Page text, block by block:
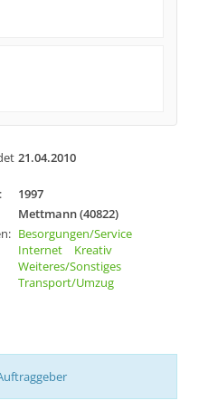
21.04.2010
1997
Mettmann (40822)
Besorgungen/Service
Internet
Kreativ
Weiteres/Sonstiges
Transport/Umzug